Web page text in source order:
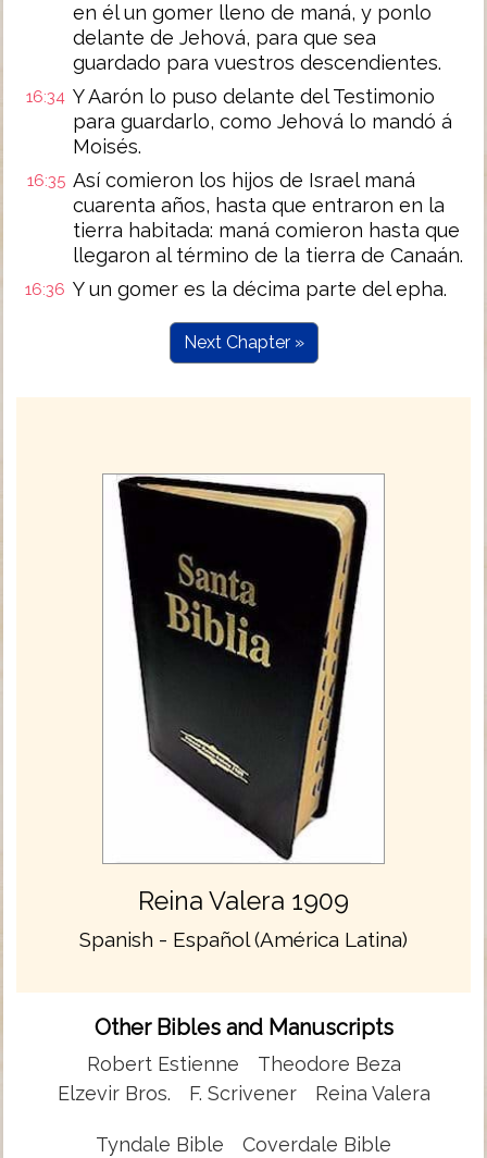
en él un gomer lleno de maná, y ponlo
delante de Jehová, para que sea
guardado para vuestros descendientes.
16:34 Y Aarón lo puso delante del Testimonio
para guardarlo, como Jehová lo mandó á
Moisés.
16:35 Así comieron los hijos de Israel maná
cuarenta años, hasta que entraron en la
tierra habitada: maná comieron hasta que
llegaron al término de la tierra de Canaán.
16:36 Y un gomer es la décima parte del epha.
Next Chapter »
Reina Valera 1909
Spanish - Español (América Latina)
Other Bibles and Manuscripts
Robert Estienne
Theodore Beza
Elzevir Bros.
F. Scrivener Reina Valera
Tyndale Bible
Coverdale Bible